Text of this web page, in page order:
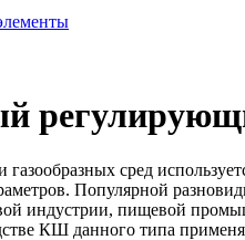
сред
Популярной
индустрии, пищевой
КШ данного типа